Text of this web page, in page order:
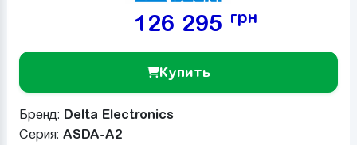
126 295 грн
Купить
Бренд: Delta Electronics
Серия: ASDA-A2